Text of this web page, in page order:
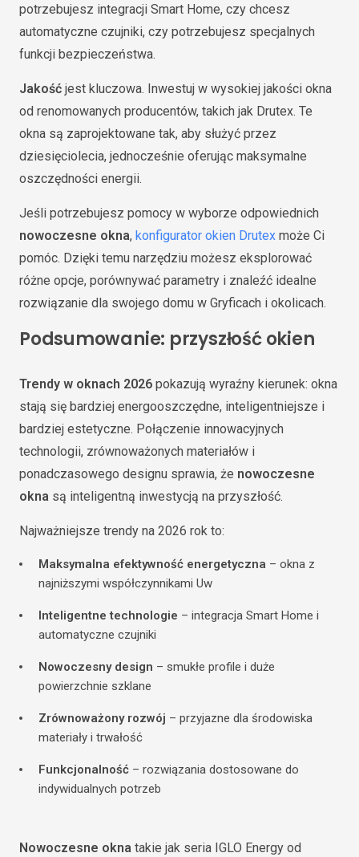
potrzebujesz integracji Smart Home, czy chcesz
automatyczne czujniki, czy potrzebujesz specjalnych
funkcji bezpieczeństwa.
Jakość jest kluczowa. Inwestuj w wysokiej jakości okna
od renomowanych producentów, takich jak Drutex. Te
okna są zaprojektowane tak, aby służyć przez
dziesięciolecia, jednocześnie oferując maksymalne
oszczędności energii.
Jeśli potrzebujesz pomocy w wyborze odpowiednich
nowoczesne okna, konfigurator okien Drutex może Ci
pomóc. Dzięki temu narzędziu możesz eksplorować
różne opcje, porównywać parametry i znaleźć idealne
rozwiązanie dla swojego domu w Gryficach i okolicach.
Podsumowanie: przyszłość okien
Trendy w oknach 2026 pokazują wyraźny kierunek: okna
stają się bardziej energooszczędne, inteligentniejsze i
bardziej estetyczne. Połączenie innowacyjnych
technologii, zrównoważonych materiałów i
ponadczasowego designu sprawia, że nowoczesne
okna są inteligentną inwestycją na przyszłość.
Najważniejsze trendy na 2026 rok to:
Maksymalna efektywność energetyczna – okna z
najniższymi współczynnikami Uw
Inteligentne technologie – integracja Smart Home i
automatyczne czujniki
Nowoczesny design – smukłe profile i duże
powierzchnie szklane
Zrównoważony rozwój – przyjazne dla środowiska
materiały i trwałość
Funkcjonalność – rozwiązania dostosowane do
indywidualnych potrzeb
Nowoczesne okna takie jak seria IGLO Energy od